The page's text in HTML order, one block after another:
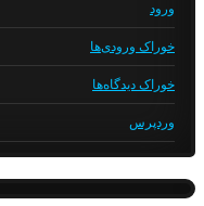
ورود
خوراک ورودی‌ها
خوراک دیدگاه‌ها
وردپرس